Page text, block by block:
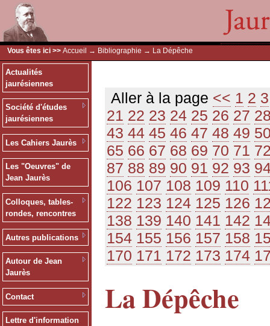
Vous êtes ici >> Accueil → Bibliographie → La Dépêche
Actualités
jaurésiennes
Société d'études
jaurésiennes
Les Cahiers Jaurès
Les "Oeuvres" de
Jean Jaurès
Colloques, tables-
rondes, rencontres
Autres publications
Autour de Jean
Jaurès
Contact
Lettre d'information
Aller à la page << 1 2 3
21 22 23 24 25 26 27
43 44 45 46 47 48 49
65 66 67 68 69 70 71
87 88 89 90 91 92 93
106 107 108 109 110
122 123 124 125 126
138 139 140 141 142
154 155 156 157 158
170 171 172 173 174
La Dépêche